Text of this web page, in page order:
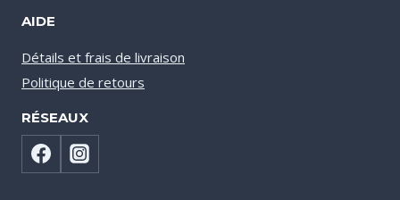
AIDE
Détails et frais de livraison
Politique de retours
RÉSEAUX